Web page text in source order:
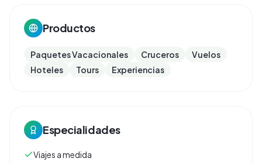
Productos
Paquetes Vacacionales Cruceros
Vuelos
Hoteles
Tours Experiencias
Especialidades
Viajes a medida